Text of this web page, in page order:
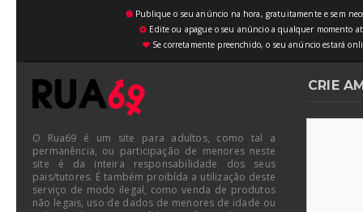
💥Publique o seu anúncio na hora, gratuitamente e sem
⚙ Edite ou apague o seu anúncio a qualquer momento
♥Se corretamente preenchido, o seu anúncio estará
O Rua69 é um site para adultos, como tal a
permanência, ou participação de menores neste
site é da inteira responsabilidade dos seus
pais/tutores. É também proibída a utilização deste
serviço de modo ilegal, como venda de produtos
não legais, uso de dados de menores de idade ou
CRIE